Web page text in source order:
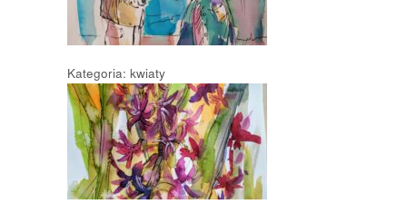
Kategoria: kwiaty